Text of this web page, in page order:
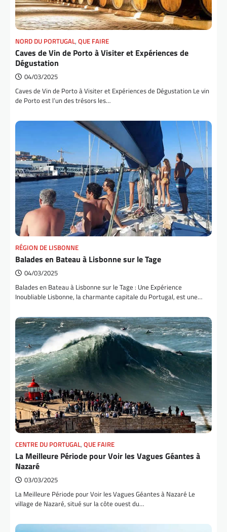
NORD DU PORTUGAL, QUE FAIRE
Caves de Vin de Porto à Visiter et Expériences de
Dégustation
04/03/2025
Caves de Vin de Porto à Visiter et Expériences de Dégustation Le vin
de Porto est l’un des trésors les…
RÉGION DE LISBONNE
Balades en Bateau à Lisbonne sur le Tage
04/03/2025
Balades en Bateau à Lisbonne sur le Tage : Une Expérience
Inoubliable Lisbonne, la charmante capitale du Portugal, est une…
CENTRE DU PORTUGAL, QUE FAIRE
La Meilleure Période pour Voir les Vagues Géantes à
Nazaré
03/03/2025
La Meilleure Période pour Voir les Vagues Géantes à Nazaré Le
village de Nazaré, situé sur la côte ouest du…